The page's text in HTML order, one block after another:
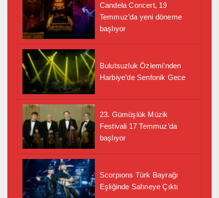
Candela Concert, 19
Temmuz’da yeni döneme
başlıyor
Bulutsuzluk Özlemi’nden
Harbiye’de Senfonik Gece
23. Gümüşlük Müzik
Festivali 17 Temmuz’da
başlıyor
Scorpıons Türk Bayrağı
Eşliğinde Sahneye Çıktı